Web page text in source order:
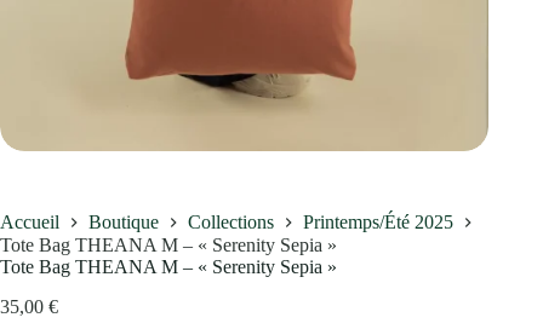
Accueil Boutique Collections
Printemps/Été 2025
Tote Bag THEANA M – « Serenity Sepia »
Tote Bag THEANA M – « Serenity Sepia »
35,00 €